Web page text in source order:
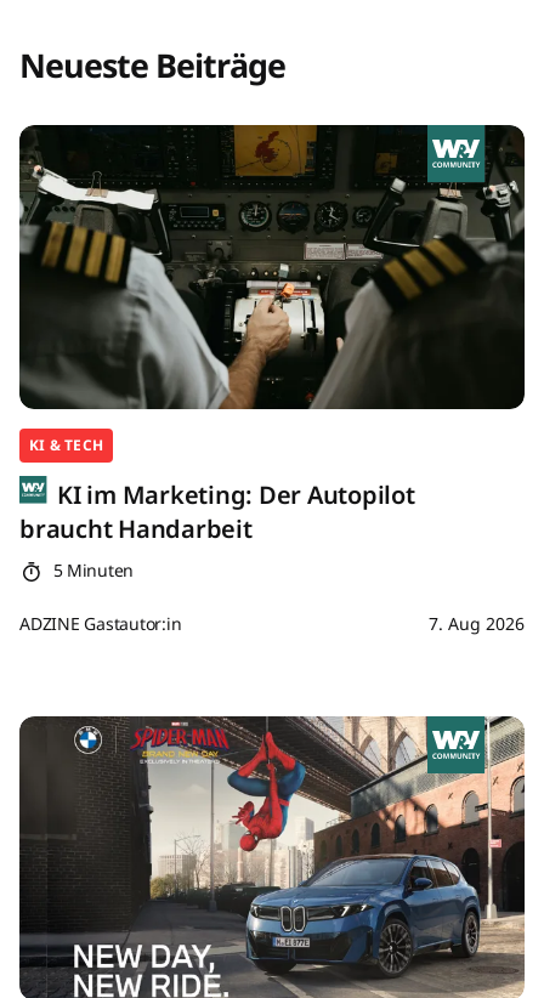
Neueste Beiträge
KI & TECH
KI im Marketing: Der Autopilot
braucht Handarbeit
5 Minuten
ADZINE Gastautor:in 7. Aug 2026